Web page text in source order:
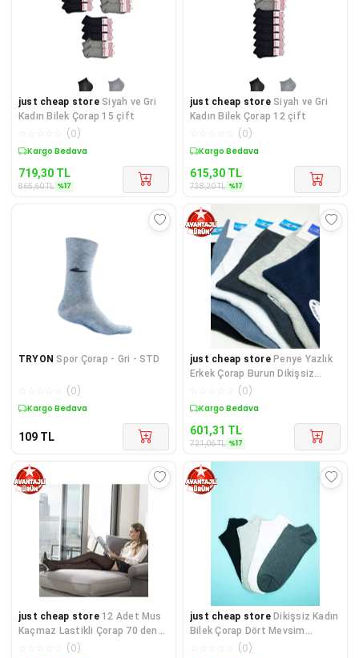
just cheap store Siyah ve Gri
Kadın Bilek Çorap 15 çift
(0)
Sepette %17 İndirim
719,30 TL
865,60TL %17
just cheap store Siyah ve Gri
Kadın Bilek Çorap 12 çift
(0)
Sepette %17 İndirim
615,30 TL
738,20TL %17
TRYON Spor Çorap - Gri - STD
(0)
Kargo Bedava
109 TL
just cheap store Penye Yazlık
Erkek Çorap Burun Dikişsiz
Takviyeli Topuk ve Burun
(0)
Sepette %17 İndirim
601,31 TL
721,06TL %17
just cheap store 12 Adet Mus
Kaçmaz Lastikli Çorap 70 denye
(0)
just cheap store Dikişsiz Kadın
Bilek Çorap Dört Mevsim
Yumuşak Doku 4 Çift
(0)